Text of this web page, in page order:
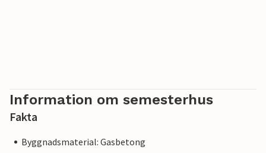
Information om semesterhus
Fakta
Byggnadsmaterial: Gasbetong